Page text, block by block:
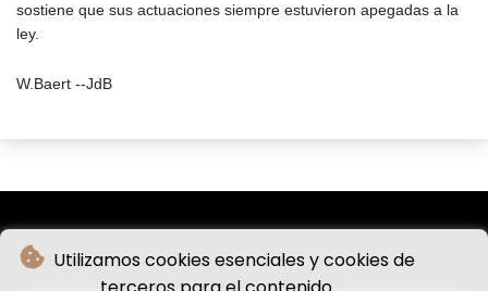
Utilizamos cookies esenciales y cookies de
sostiene que sus actuaciones siempre estuvieron apegadas a la
ley.
W.Baert --JdB